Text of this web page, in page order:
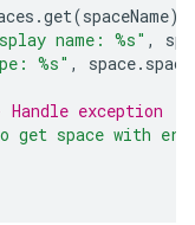
.get(spaceName);
name: %s" ,
%s" , space.
exception
get space with